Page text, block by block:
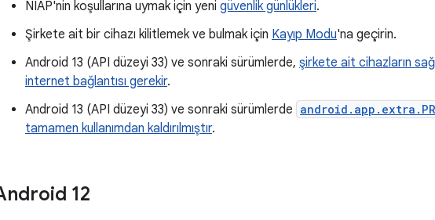
NIAP'nin koşullarına uymak için yeni güvenlik günlükleri.
Şirkete ait bir cihazı kilitlemek ve bulmak için Kayıp Modu'na geçirin.
Android 13 (API düzeyi 33) ve sonraki sürümlerde, şirkete ait cihazların
internet bağlantısı gerekir.
Android 13 (API düzeyi 33) ve sonraki sürümlerde
tamamen kullanımdan kaldırılmıştır.
12